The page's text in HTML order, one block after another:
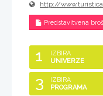
http://
Predstavitvena
1
IZBIRA
UNIVERZE
3
IZBIRA
PROGRAMA